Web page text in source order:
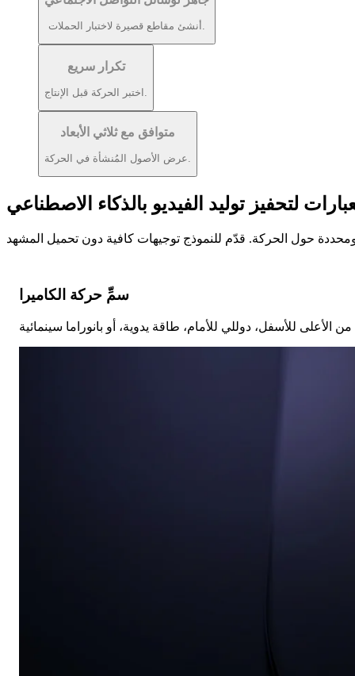
أنشئ مقاطع قصيرة لاختبار الحملات.
تكرار سريع
متوافق مع ثلاثي الأبعاد
عرض الأصول المُنشأة في الحركة.
لتحفيز توليد الفيديو بالذكاء الاصطناعي
سمِّ حركة الكاميرا